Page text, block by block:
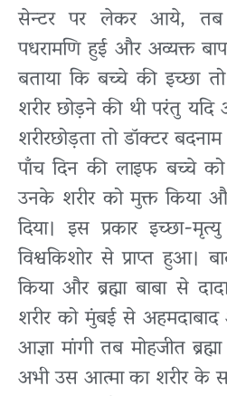
सेन्टर पर लेकर आये, तब
पधरामणि हुई और अव्यक्त
बताया कि बच्चे की इच्छा
शरीर छोड़ने की थी परंतु
शरीरछोड़ता तो डॉक्टर
पाँच दिन की लाइफ बच्चे को
उनके शरीर को मुक्त किया
दिया। इस प्रकार इच्छा-
विश्वकिशोर से प्राप्त
किया और ब्रह्मा बाबा से
शरीर को मुंबई से
आज्ञा मांगी तब मोहजीत
अभी उस आत्मा का शरीर के